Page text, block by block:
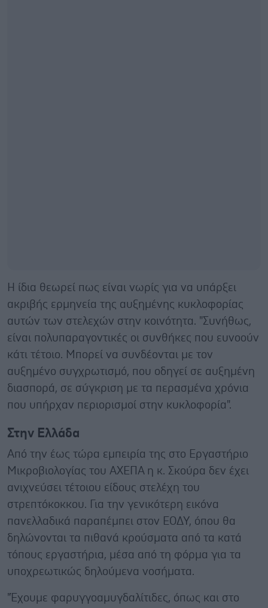
Η ίδια θεωρεί πως είναι νωρίς για να υπάρξει
ακριβής ερμηνεία της αυξημένης κυκλοφορίας
αυτών των στελεχών στην κοινότητα. "Συνήθως,
είναι πολυπαραγοντικές οι συνθήκες που ευνοούν
κάτι τέτοιο. Μπορεί να συνδέονται με τον
αυξημένο συγχρωτισμό, που οδηγεί σε αυξημένη
διασπορά, σε σύγκριση με τα περασμένα χρόνια
που υπήρχαν περιορισμοί στην κυκλοφορία".
Στην Ελλάδα
Από την έως τώρα εμπειρία της στο Εργαστήριο
Μικροβιολογίας του ΑΧΕΠΑ η κ. Σκούρα δεν έχει
ανιχνεύσει τέτοιου είδους στελέχη του
στρεπτόκοκκου. Για την γενικότερη εικόνα
πανελλαδικά παραπέμπει στον ΕΟΔΥ, όπου θα
δηλώνονται τα πιθανά κρούσματα από τα κατά
τόπους εργαστήρια, μέσα από τη φόρμα για τα
υποχρεωτικώς δηλούμενα νοσήματα.
"Έχουμε φαρυγγοαμυγδαλίτιδες, όπως και στο